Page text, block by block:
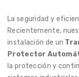
La seguridad y
Recientemente,
instalación de un
Protector
la protección y